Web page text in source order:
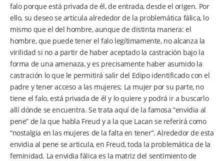
falo porque está privada de él, de entrada, desde el origen. Por
ello, su deseo se articula alrededor de la problemática fálica, lo
mismo que el del hombre, aunque de distinta manera: el
hombre, que puede tener el falo legítimamente, no alcanza la
virilidad si no a partir de haber aceptado la castración bajo la
forma de una amenaza, y es precisamente haber asumido la
castración lo que le permitirá salir del Edipo identificado con el
padre y tener acceso a las mujeres; La mujer por su parte, no
tiene el falo, está privada de él y lo quiere y podrá ir a buscarlo
allí dónde se encuentra. Se trata aquí de la famosa “envidia al
pene” de la que habla Freud y a la que Lacan se referirá como
“nostalgia en las mujeres de la falta en tener”. Alrededor de esta
envidia al pene se articula, en Freud, toda la problemática de la
feminidad. La envidia fálica es la matriz del sentimiento de